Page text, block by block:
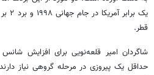
قطر.
شاگردان امیر قلعه‌نویی برای افزایش
حداقل یک پیروزی در مرحله گروهی نیاز